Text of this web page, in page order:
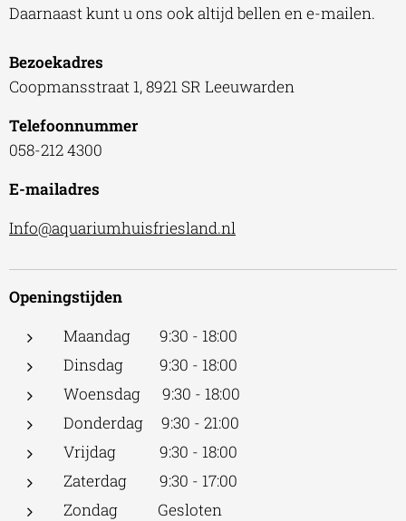
Daarnaast kunt u ons ook altijd bellen en e-mailen.
Bezoekadres
Coopmansstraat 1, 8921 SR Leeuwarden
Telefoonnummer
058-212 4300
E-mailadres
Info@aquariumhuisfriesland.nl
Openingstijden
Maandag 9:30 - 18:00
Dinsdag 9:30 - 18:00
Woensdag 9:30 - 18:00
Donderdag 9:30 - 21:00
Vrijdag 9:30 - 18:00
Zaterdag 9:30 - 17:00
Zondag Gesloten